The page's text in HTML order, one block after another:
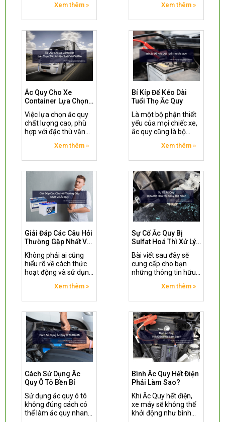
nhiên, sau một thời
được thay thế. Vậy,
làm thế nào để nhận
biết ắc quy yếu và cần
thay thế?
Xem thêm »
tin cậy và tuổi thọ của
Xem thêm »
Ắc Quy Cho Xe
Container Lựa Chọn
Tối Ưu Hiệu Suất Và
Độ Bền
Việc lựa chọn ắc quy
chất lượng cao, phù
hợp với đặc thù vận
Container là yếu tố
thọ phương tiện và
giảm thiểu rủi ro sự cố
trên đường.
Xem thêm »
Bí Kíp Để Kéo Dài
Tuổi Thọ Ắc Quy
Là một bộ phận thiết
yếu của mọi chiếc xe,
ắc quy cũng là bộ
định và cần được bảo
cho bản thân những
bí kíp để kéo dài tuổi
thọ ắc quy là vô cùng
cần thiết.
Xem thêm »
Giải Đáp Các Câu Hỏi
Thường Gặp Nhất Về
Không phải ai cũng
hiểu rõ về cách thức
hoạt động và sử dụng
quả. Bài viết này sẽ
ắc quy để giúp bạn sử
dụng ắc quy an toàn
và hiệu quả hơn.
Xem thêm »
Sự Cố Ắc Quy Bị
Sulfat Hoá Thì Xử Lý
Thế Nào?
Bài viết sau đây sẽ
cung cấp cho bạn
những thông tin hữu
sulfat hóa trên Ắc
Xem thêm »
Cách Sử Dụng Ắc
Quy Ô Tô Bền Bỉ
Sử dụng ắc quy ô tô
không đúng cách có
thể làm ắc quy nhanh
Bình Ắc Quy Hết Điện
Phải Làm Sao?
Khi Ắc Quy hết điện,
xe máy sẽ không thể
khởi động như bình